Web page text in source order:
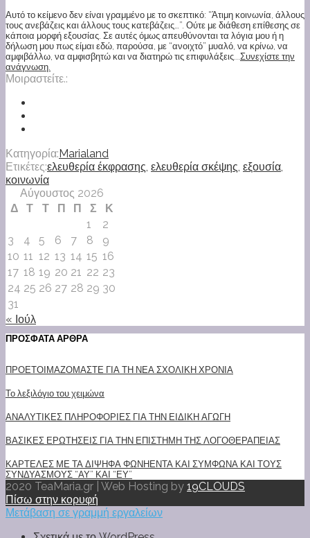
Αυτό το κείμενο δεν είναι γραμμένο με το σκεπτικό: “Άτιμη κοινωνία, άλλους
τους ανεβάζεις και άλλους τους κατεβάζεις…”. Ούτε με διάθεση επίθεσης σε
κάποια μορφή εξουσίας. Σε αυτές όμως απευθύνονται τα λόγια μου ή η
δήλωση μου πως είμαι εδώ, παρούσα, με “ανοιχτό” μυαλό, να κρίνω, να
αμφιβάλλω, να αμφισβητώ και να διατηρώ τις επιφυλάξεις...Συνεχίστε την
ανάγνωση.
Μοιραστείτε.:
Κατηγορία: Marialand
Ετικέτες:ελευθερία έκφρασης, ελευθερία σκέψης, εξουσία,
κοινωνία
Αύγουστος 2026
Δ
Τ Τ Π Π Σ
Κ
1
2
3
4 5 6 7 8
9
10 11 12 13 14 15 16
17 18 19 20 21 22 23
24 25 26 27 28 29 30
31
« Ιούλ
ΠΡΟΣΦΑΤΑ ΑΡΘΡΑ
ΠΡΟΕΤΟΙΜΑΖΟΜΑΣΤΕ ΓΙΑ ΤΗ ΝΕΑ ΣΧΟΛΙΚΗ ΧΡΟΝΙΑ
Το λεξιλόγιο του χειμώνα
ΑΝΑΛΥΤΙΚΕΣ ΠΛΗΡΟΦΟΡΙΕΣ ΓΙΑ ΤΗΝ ΕΙΔΙΚΗ ΑΓΩΓΗ
ΒΑΣΙΚΕΣ ΕΡΩΤΗΣΕΙΣ ΓΙΑ ΤΗΝ ΕΠΙΣΤΗΜΗ ΤΗΣ ΛΟΓΟΘΕΡΑΠΕΙΑΣ
ΚΑΡΤΕΛΕΣ ΜΕ ΤΑ ΔΙΨΗΦΑ ΦΩΝΗΕΝΤΑ ΚΑΙ ΣΥΜΦΩΝΑ ΚΑΙ ΤΟΥΣ
ΣΥΝΔΥΑΣΜΟΥΣ “ΑΥ” ΚΑΙ “ΕΥ”
2020 TeaMaria.gr | Web Hosting by 19CLOUDS
Πίσω στην κορυφή
Μετάβαση σε γραμμή εργαλείων